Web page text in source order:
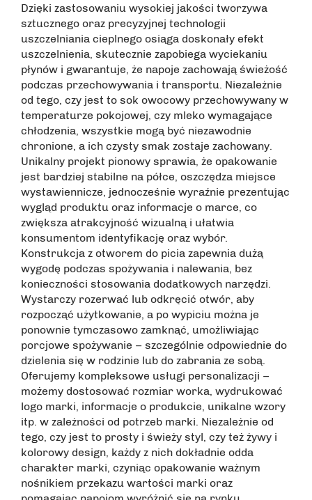
Dzięki zastosowaniu wysokiej jakości tworzywa
sztucznego oraz precyzyjnej technologii
uszczelniania cieplnego osiąga doskonały efekt
uszczelnienia, skutecznie zapobiega wyciekaniu
płynów i gwarantuje, że napoje zachowają świeżość
podczas przechowywania i transportu. Niezależnie
od tego, czy jest to sok owocowy przechowywany w
temperaturze pokojowej, czy mleko wymagające
chłodzenia, wszystkie mogą być niezawodnie
chronione, a ich czysty smak zostaje zachowany.
Unikalny projekt pionowy sprawia, że opakowanie
jest bardziej stabilne na półce, oszczędza miejsce
wystawiennicze, jednocześnie wyraźnie prezentując
wygląd produktu oraz informacje o marce, co
zwiększa atrakcyjność wizualną i ułatwia
konsumentom identyfikację oraz wybór.
Konstrukcja z otworem do picia zapewnia dużą
wygodę podczas spożywania i nalewania, bez
konieczności stosowania dodatkowych narzędzi.
Wystarczy rozerwać lub odkręcić otwór, aby
rozpocząć użytkowanie, a po wypiciu można je
ponownie tymczasowo zamknąć, umożliwiając
porcjowe spożywanie – szczególnie odpowiednie do
dzielenia się w rodzinie lub do zabrania ze sobą.
Oferujemy kompleksowe usługi personalizacji –
możemy dostosować rozmiar worka, wydrukować
logo marki, informacje o produkcie, unikalne wzory
itp. w zależności od potrzeb marki. Niezależnie od
tego, czy jest to prosty i świeży styl, czy też żywy i
kolorowy design, każdy z nich dokładnie odda
charakter marki, czyniąc opakowanie ważnym
nośnikiem przekazu wartości marki oraz